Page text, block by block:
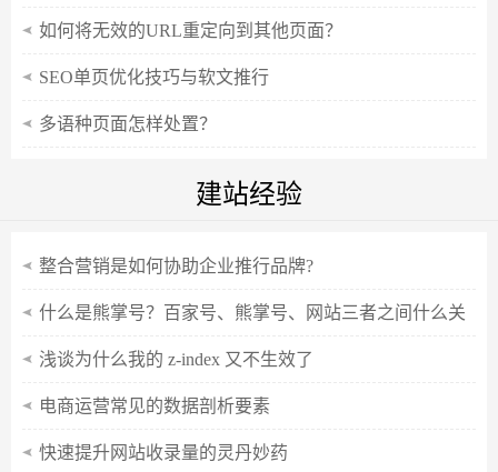
如何将无效的URL重定向到其他页面？
SEO单页优化技巧与软文推行
多语种页面怎样处置？
建站经验
整合营销是如何协助企业推行品牌?
什么是熊掌号？百家号、熊掌号、网站三者之间什么关
系？
浅谈为什么我的 z-index 又不生效了
电商运营常见的数据剖析要素
快速提升网站收录量的灵丹妙药